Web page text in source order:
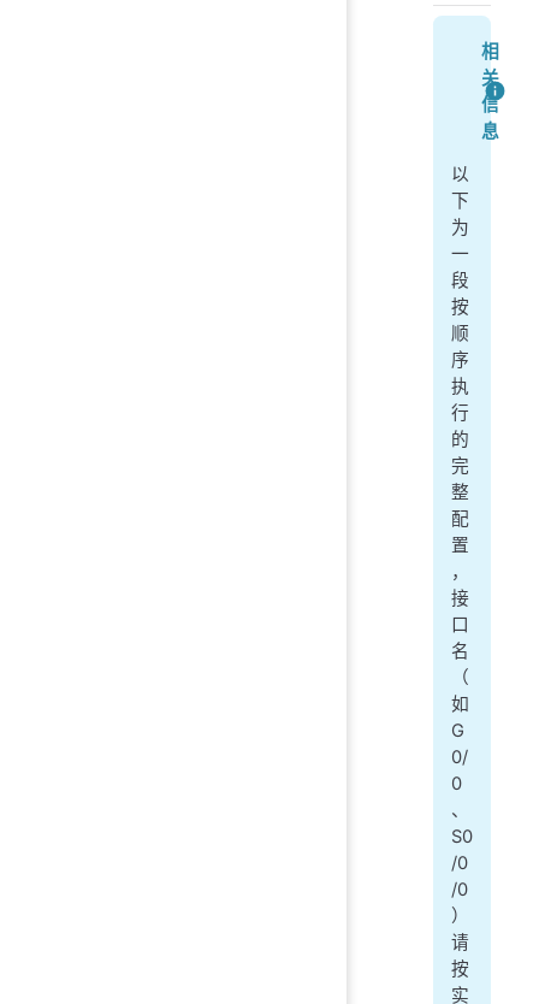
相
关
信
息
以
下
为
一
段
按
顺
序
执
行
的
完
整
配
置
，
接
口
名
（
如
G
0/
0
、
S0
/0
/0
）
请
按
实